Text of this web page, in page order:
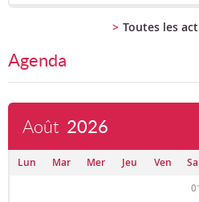
Toutes les
Agenda
Août 2026
Lun Mar Mer Jeu Ven